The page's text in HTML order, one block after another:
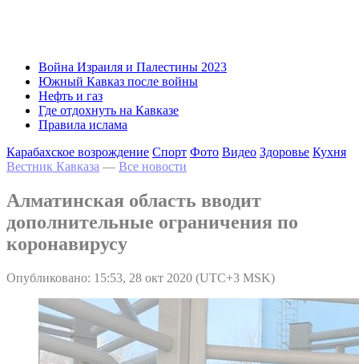
Война Израиля и Палестины 2023
Южный Кавказ после войны
Нефть и газ
Где отдохнуть на Кавказе
Правила ислама
Карабахское возрождение Спорт Фото Видео Здоровье Кухня
Вестник Кавказа — Все новости
Алматинская область вводит
дополнительные ограничения по
коронавирусу
Опубликовано: 15:53, 28 окт 2020 (UTC+3 MSK)